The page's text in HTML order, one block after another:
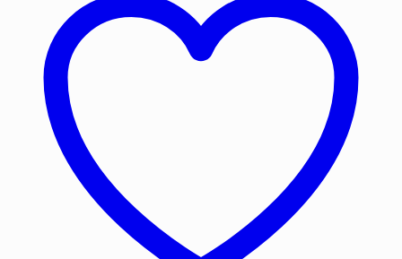
360/400